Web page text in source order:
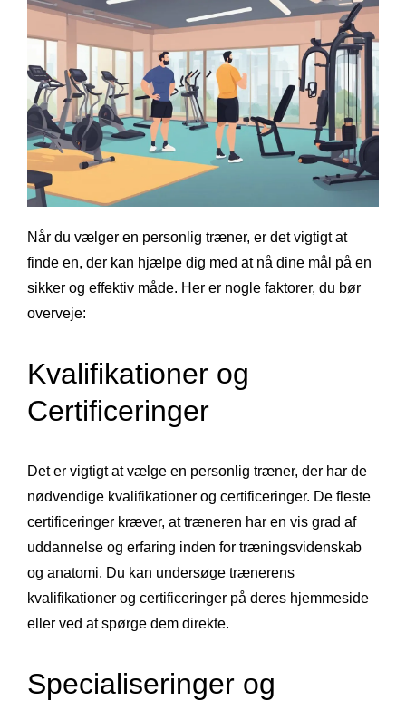
Når du vælger en personlig træner, er det vigtigt at
finde en, der kan hjælpe dig med at nå dine mål på en
sikker og effektiv måde. Her er nogle faktorer, du bør
overveje:
Kvalifikationer og
Certificeringer
Det er vigtigt at vælge en personlig træner, der har de
nødvendige kvalifikationer og certificeringer. De fleste
certificeringer kræver, at træneren har en vis grad af
uddannelse og erfaring inden for træningsvidenskab
og anatomi. Du kan undersøge trænerens
kvalifikationer og certificeringer på deres hjemmeside
eller ved at spørge dem direkte.
Specialiseringer og